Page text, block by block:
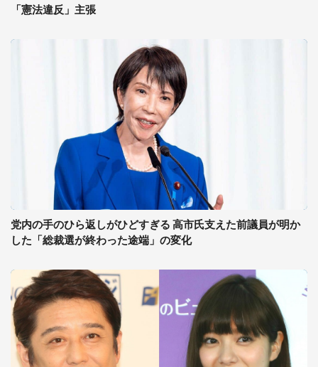
「憲法違反」主張
党内の手のひら返しがひどすぎる 高市氏支えた前議員が明か
した「総裁選が終わった途端」の変化